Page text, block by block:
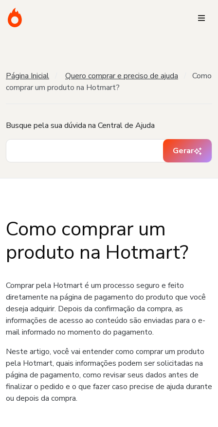
Página Inicial Quero comprar e preciso de ajuda
Como
comprar um produto na Hotmart?
Busque pela sua dúvida na Central de Ajuda
Gerar
Como comprar um
produto na Hotmart?
Comprar pela Hotmart é um processo seguro e feito
diretamente na página de pagamento do produto que você
deseja adquirir. Depois da confirmação da compra, as
informações de acesso ao conteúdo são enviadas para o e-
mail informado no momento do pagamento.
Neste artigo, você vai entender como comprar um produto
pela Hotmart, quais informações podem ser solicitadas na
página de pagamento, como revisar seus dados antes de
finalizar o pedido e o que fazer caso precise de ajuda durante
ou depois da compra.